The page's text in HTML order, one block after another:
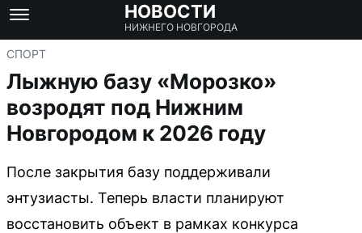
НОВОСТИ
НИЖНЕГО НОВГОРОДА
СПОРТ
Лыжную базу «Морозко»
возродят под Нижним
Новгородом к 2026 году
После закрытия базу поддерживали
энтузиасты. Теперь власти планируют
восстановить объект в рамках конкурса